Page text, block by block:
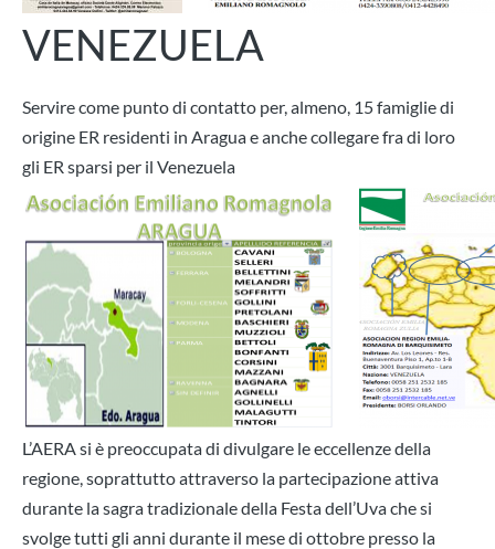
VENEZUELA
Servire come punto di contatto per, almeno, 15 famiglie di
origine ER residenti in Aragua e anche collegare fra di loro
gli ER sparsi per il Venezuela
L’AERA si è preoccupata di divulgare le eccellenze della
regione, soprattutto attraverso la partecipazione attiva
durante la sagra tradizionale della Festa dell’Uva che si
svolge tutti gli anni durante il mese di ottobre presso la